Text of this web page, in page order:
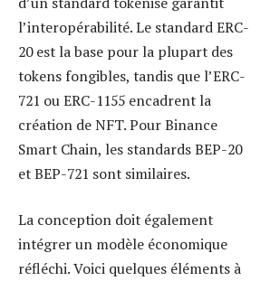
Ternoa choisissent une
quantité limitée pour
renforcer la rareté.
Distribution
: Quelle
quantité est réservée aux
fondateurs, aux
investisseurs ou à la
distribution équitable est un
levier de confiance.
Mécanismes incitatifs: